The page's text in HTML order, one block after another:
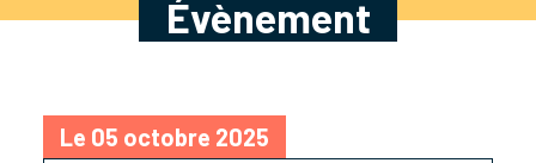
Évènement
Le 05 octobre 2025